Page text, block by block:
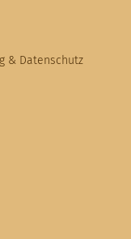
& Datenschutz